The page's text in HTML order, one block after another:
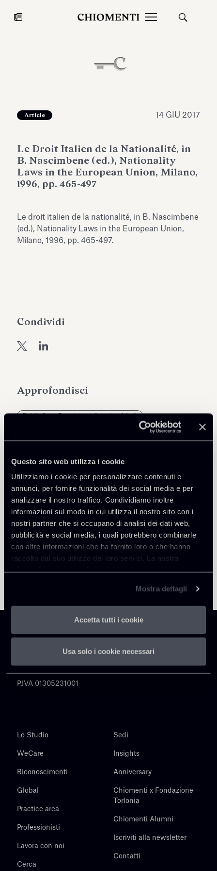
Questo sito web utilizza i cookie
Utilizziamo i cookie per personalizzare contenuti e
annunci, per fornire funzionalità dei social media e per
analizzare il nostro traffico. Condividiamo inoltre
informazioni sul modo in cui utilizza il nostro sito con i
nostri partner che si occupano di analisi dei dati web,
pubblicità e social media, i quali potrebbero combinarle
con altre informazioni che ha fornito loro o che hanno
raccolto dal suo utilizzo dei loro servizi. La nostra
informativa privacy è disponibilequi.
Mostra dettagli
Accetta tutti i cookie
Usa solo i cookie necessari
27 LUG 2026
ampliando gli spazi espositivi
dell’Antiquarium di Villa Albani
Torlonia
Leggi tutto
Approfondisci
Public Law, Regulatory & Authorities
Article 14 GIU 2017
Le Droit Italien de la Nationalité, in
B. Nascimbene (ed.), Nationality
Laws in the European Union, Milano,
1996, pp. 465-497
Le droit italien de la nationalité, in B. Nascimbene
(ed.), Nationality Laws in the European Union,
Milano, 1996, pp. 465-497.
Condividi
Torna agli Insights
Chiomenti
P.IVA 01305231001
Lo Studio
WeCare
Riconoscimenti
Global
Practice area
Professionisti
Lavora con noi
Cerca
Sedi
Insights
Anniversary
Chiomenti x Fondazione
Torlonia
Chiomenti Alumni
Iscriviti alla newsletter
Contatti